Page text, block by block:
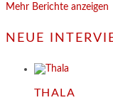
Mehr Berichte anzeigen
NEUE
THALA